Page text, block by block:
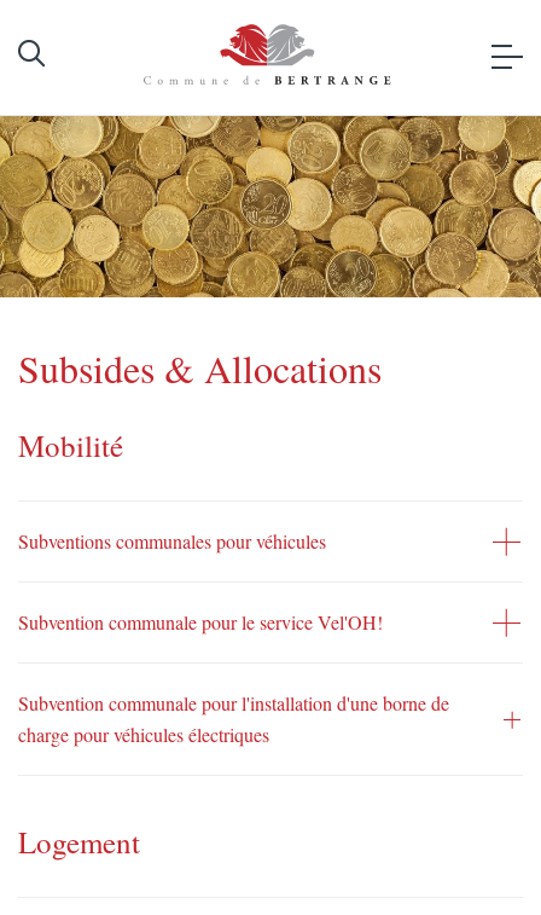
Subsides & Allocations
Mobilité
Subventions communales pour véhicules
Subvention communale pour le service Vel'OH!
Subvention communale pour l'installation d'une borne de
charge pour véhicules électriques
Logement